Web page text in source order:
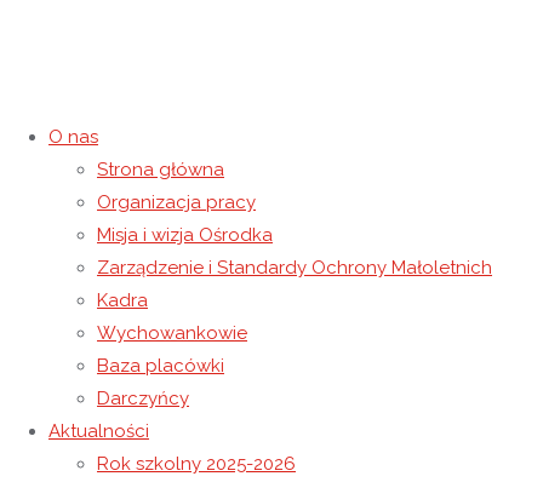
O nas
Strona główna
Organizacja pracy
Misja i wizja Ośrodka
Zarządzenie i Standardy Ochrony Małoletnich
Kadra
Wychowankowie
Baza placówki
Darczyńcy
Aktualności
Rok szkolny 2025-2026
Marcowa alpakoterapia
20 marca 202510 kwietnia 2025 Rok szkolny 2024-2025
Strona główna Rok szkolny 2024-2025
alpakoterapia